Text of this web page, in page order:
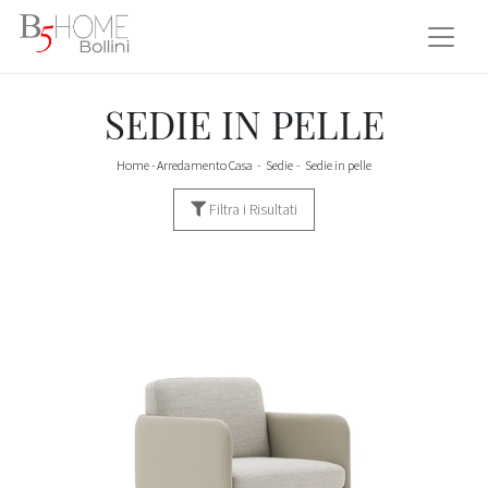
SEDIE IN PELLE
Home-Arredamento Casa - Sedie - Sedie in pelle
Filtra i Risultati